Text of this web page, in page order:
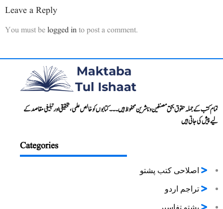
Leave a Reply
You must belogged into post a comment.
تمام کتب کے جملہ حقوق بحق مصنفین و ناشرین محفوظ ہیں۔۔۔ کتابوں کو خالص علمی، تحقیقی اور تبلیغی مقاصد کے
لیے پیش کی جاتی ہیں
Categories
اصلاحی کتب پشتو
تراجم اردو